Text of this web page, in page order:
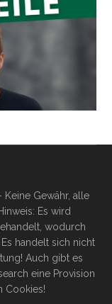
Gewähr, alle
Es wird
wodurch
handelt sich nicht
Auch gibt es
eine Provision
Cookies!